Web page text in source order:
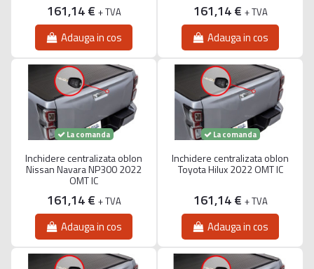
161,14 € + TVA
Adauga in cos
161,14 € + TVA
Adauga in cos
La comanda
Inchidere centralizata oblon
Nissan Navara NP300 2022
OMT IC
161,14 € + TVA
Adauga in cos
La comanda
Inchidere centralizata oblon
Toyota Hilux 2022 OMT IC
161,14 € + TVA
Adauga in cos